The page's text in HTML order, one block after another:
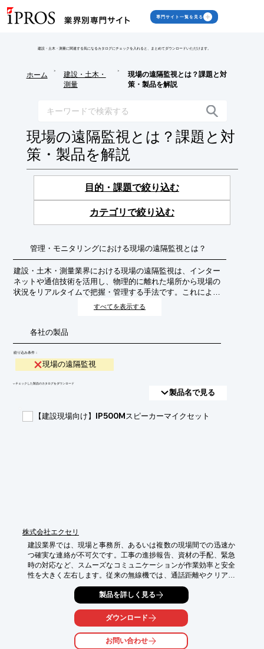
専門サイト一覧を見る
建設・土木・測量に関連する気になるカタログにチェックを入れると、まとめてダウンロードいただけます。
ホーム
>
建設・土木・
測量
>
現場の遠隔監視とは？課題と対
策・製品を解説
現場の遠隔監視とは？課題と対
策・製品を解説
目的・課題で絞り込む
カテゴリで絞り込む
管理・モニタリングにおける現場の遠隔監視とは？
建設・土木・測量業界における現場の遠隔監視は、インター
ネットや通信技術を活用し、物理的に離れた場所から現場の
状況をリアルタイムで把握・管理する手法です。これによ
り、安全管理、進捗管理、品質管理、環境モニタリングなど
すべてを表示する
各社の製品
絞り込み条件：
現場の遠隔監視
​▼チェックした製品のカタログをダウンロード
製品名で見る
【建設現場向け】IP500Mスピーカーマイクセット
株式会社エクセリ
建設業界では、現場と事務所、あるいは複数の現場間での迅速か
つ確実な連絡が不可欠です。工事の進捗報告、資材の手配、緊急
時の対応など、スムーズなコミュニケーションが作業効率と安全
性を大きく左右します。従来の無線機では、通話距離やクリアな
音質に課題があり、連絡が途絶えたり、聞き取りにくかったりす
ることがありました。IP500Mスピーカーマイクセットは、
au(KDDI)の4G LTE回線を使用し、クリアな音質で全国どこでも
通話が可能です。多重通話、GPS位置管理、データ伝送も可能
で、建設現場のコミュニケーションを強力にサポートします。
【活用シーン】
製品を詳しく見る
ダウンロード
お問い合わせ